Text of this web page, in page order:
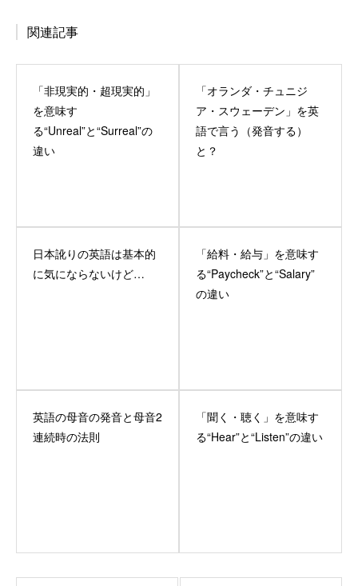
関連記事
「非現実的・超現実的」
を意味す
る“Unreal”と“Surreal”の
違い
「オランダ・チュニジ
ア・スウェーデン」を英
語で言う（発音する）
と？
日本訛りの英語は基本的
に気にならないけど…
「給料・給与」を意味す
る“Paycheck”と“Salary”
の違い
英語の母音の発音と母音2
連続時の法則
「聞く・聴く」を意味す
る“Hear”と“Listen”の違い